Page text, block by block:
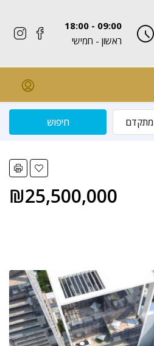
09:00 - 18:00
ראשון - חמישי
מתקדם חיפוש
₪25,500,000